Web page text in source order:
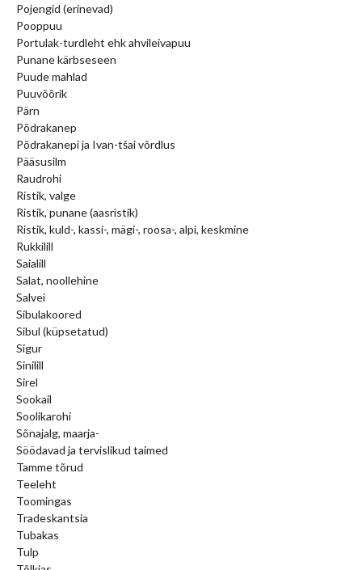
Pojengid (erinevad)
Pooppuu
Portulak-turdleht ehk ahvileivapuu
Punane kärbseseen
Puude mahlad
Puuvõõrik
Pärn
Põdrakanep
Põdrakanepi ja Ivan-tšai võrdlus
Pääsusilm
Raudrohi
Ristik, valge
Ristik, punane (aasristik)
Ristik, kuld-, kassi-, mägi-, roosa-, alpi, keskmine
Rukkilill
Saialill
Salat, noollehine
Salvei
Sibulakoored
Sibul (küpsetatud)
Sigur
Sinilill
Sirel
Sookail
Soolikarohi
Sõnajalg, maarja-
Söödavad ja tervislikud taimed
Tamme tõrud
Teeleht
Toomingas
Tradeskantsia
Tubakas
Tulp